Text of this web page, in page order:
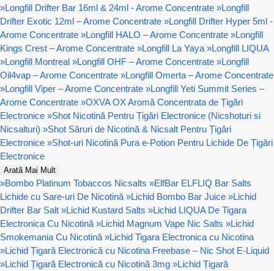
»Longfill Drifter Bar 16ml & 24ml - Arome Concentrate »Longfill
Drifter Exotic 12ml – Arome Concentrate »Longfill Drifter Hyper 5ml -
Arome Concentrate »Longfill HALO – Arome Concentrate »Longfill
Kings Crest – Arome Concentrate »Longfill La Yaya »Longfill LIQUA
»Longfill Montreal »Longfill OHF – Arome Concentrate »Longfill
Oil4vap – Arome Concentrate »Longfill Omerta – Arome Concentrate
»Longfill Viper – Arome Concentrate »Longfill Yeti Summit Series –
Arome Concentrate »OXVA OX Aromă Concentrata de Țigări
Electronice »Shot Nicotină Pentru Țigări Electronice (Nicshoturi si
Nicsalturi) »Shot Săruri de Nicotină & Nicsalt Pentru Țigări
Electronice »Shot-uri Nicotină Pura e-Potion Pentru Lichide De Țigări
Electronice
Arată Mai Mult
»Bombo Platinum Tobaccos Nicsalts »ElfBar ELFLIQ Bar Salts
Lichide cu Sare-uri De Nicotină »Lichid Bombo Bar Juice »Lichid
Drifter Bar Salt »Lichid Kustard Salts »Lichid LIQUA De Tigara
Electronica Cu Nicotină »Lichid Magnum Vape Nic Salts »Lichid
Smokemania Cu Nicotină »Lichid Tigara Electronica cu Nicotina
»Lichid Țigară Electronică cu Nicotina Freebase – Nic Shot E-Liquid
»Lichid Țigară Electronică cu Nicotină 3mg »Lichid Țigară